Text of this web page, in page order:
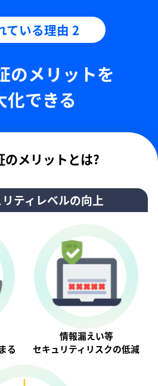
ている理由 2
のメリットを
化できる
のメリットとは?
ティレベルの向上
る
情報漏えい等
セキュリティリスクの低減